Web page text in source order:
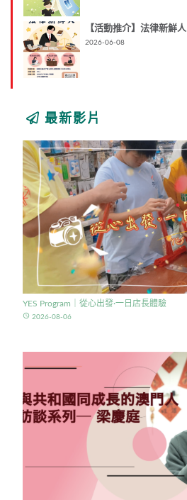
【活動推介】法律新鮮人
2026-06-08
最新影片
YES Program｜從心出發·一日店長體驗
access_time 2026-08-06